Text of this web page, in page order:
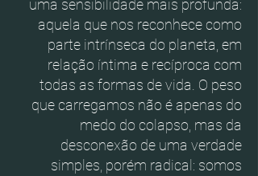
uma sensibilidade mais profunda:
aquela que nos reconhece como
parte intrínseca do planeta, em
relação íntima e recíproca com
todas as formas de vida. O peso
que carregamos não é apenas do
medo do colapso, mas da
desconexão de uma verdade
simples, porém radical: somos